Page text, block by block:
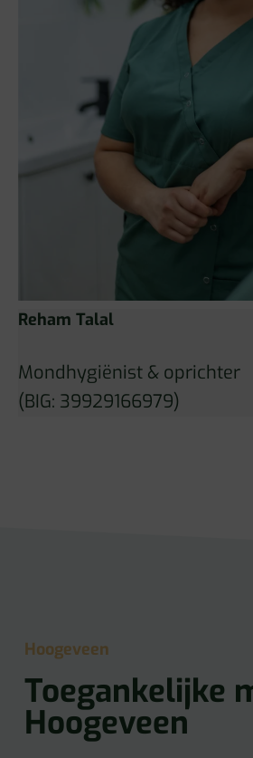
Reham Talal
Mondhygiënist & oprichter
(BIG: 39929166979)
Hoogeveen
Toegankelijke
Hoogeveen